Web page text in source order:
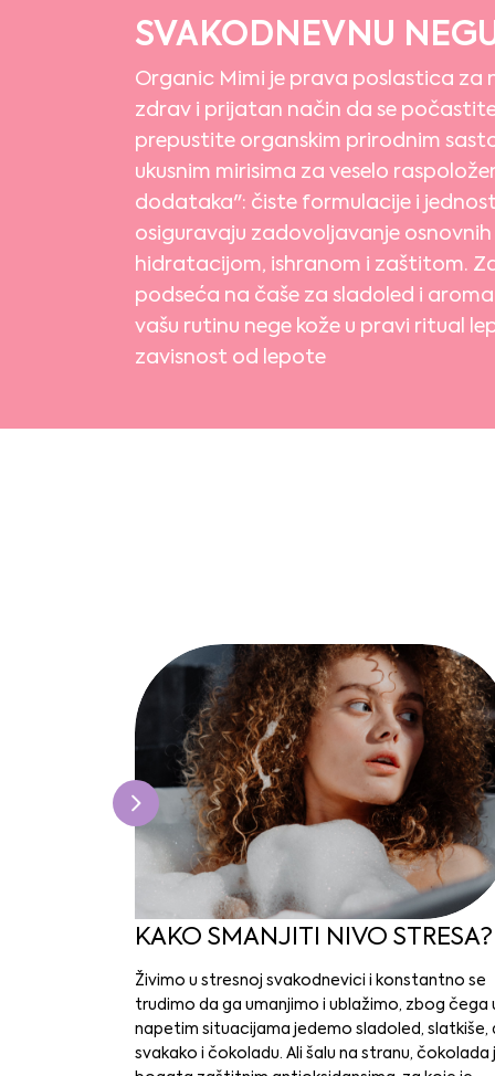
SVAKODNEVNU
Organic Mimi je prava poslastica za
zdrav i prijatan način da se
prepustite organskim prirodnim
ukusnim mirisima za veselo
dodataka": čiste formulacije i
osiguravaju zadovoljavanje
hidratacijom, ishranom i zaštitom.
podseća na čaše za sladoled i
vašu rutinu nege kože u pravi ritual
zavisnost od lepote
KAKO SMANJITI NIVO STRESA?
Živimo u stresnoj svakodnevici i konstantno se
trudimo da ga umanjimo i ublažimo, zbog čega
napetim situacijama jedemo sladoled, slatkiše,
svakako i čokoladu. Ali šalu na stranu, čokolada